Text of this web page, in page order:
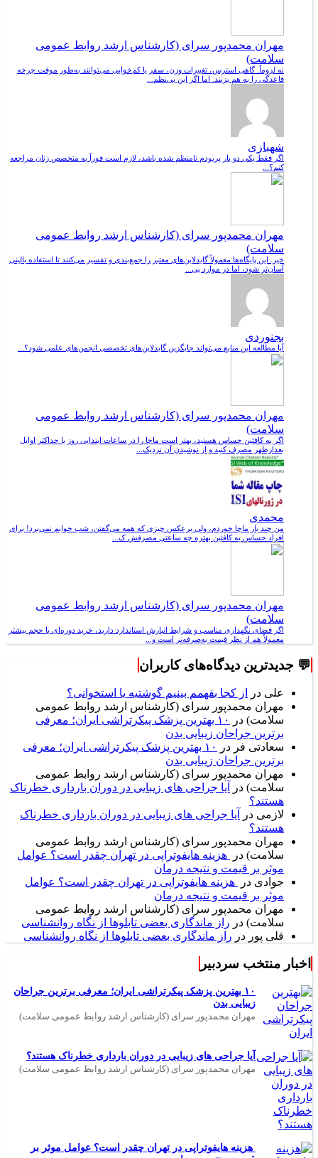
مهران محمدپور سرای (کارشناس ارشد روابط عمومی
سلامت)
نه لزوماً. گاهی استرس، تغییرات وزن، سفر یا کم‌خوابی می‌توانند به‌طور موقت چرخه
قاعدگی را به هم بزنند. اما اگر این بی‌نظم...
شهبازی
اگر فقط یکی دو بار پریودم نامنظم شده باشد، لازم است فوراً به متخصص زنان مراجعه
کنم؟...
مهران محمدپور سرای (کارشناس ارشد روابط عمومی
سلامت)
خیر. این پایگاه‌ها معمولاً گایدلاین‌های معتبر را جمع‌بندی و تفسیر می‌کنند تا استفاده بالینی
آسان‌تر شود، اما در موارد پی...
بجنوردی
آیا مطالعه این منابع می‌تواند جایگزین گایدلاین‌های تخصصی انجمن‌های علمی شود؟...
مهران محمدپور سرای (کارشناس ارشد روابط عمومی
سلامت)
اگر به کافئین حساس هستید، بهتر است ماچا را در ساعات ابتدایی روز یا حداکثر اوایل
بعدازظهر مصرف کنید و از نوشیدن آن نزدیک...
محمدی
من چند بار ماچا خوردم، ولی برعکس چیزی که همه می‌گفتن، شب خوابم نمی‌برد! برای
افراد حساس به کافئین بهتره چه ساعتی مصرفش ک...
مهران محمدپور سرای (کارشناس ارشد روابط عمومی
سلامت)
اگر فضای نگهداری مناسب و شرایط انبارش استاندارد دارید، خرید دوره‌ای با حجم بیشتر
معمولاً هم از نظر قیمت به‌صرفه‌تر است و...
💬 جدیدترین دیدگاه‌های کاربران
علی در
از کجا بفهمم بینیم گوشتیه یا استخوانی؟
مهران محمدپور سرای (کارشناس ارشد روابط عمومی
سلامت) در
۱۰ بهترین پزشک پیکرتراشی ایران؛ معرفی
برترین جراحان زیبایی بدن
سعادتی فر در
۱۰ بهترین پزشک پیکرتراشی ایران؛ معرفی
برترین جراحان زیبایی بدن
مهران محمدپور سرای (کارشناس ارشد روابط عمومی
سلامت) در
آیا جراحی های زیبایی در دوران بارداری خطرناک
هستند؟
لازمی در
آیا جراحی های زیبایی در دوران بارداری خطرناک
هستند؟
مهران محمدپور سرای (کارشناس ارشد روابط عمومی
سلامت) در
هزینه هایفوتراپی در تهران چقدر است؟ عوامل
موثر بر قیمت و نتیجه درمان
جوادی در
هزینه هایفوتراپی در تهران چقدر است؟ عوامل
موثر بر قیمت و نتیجه درمان
مهران محمدپور سرای (کارشناس ارشد روابط عمومی
سلامت) در راز ماندگاری بعضی تابلوها از نگاه روانشناسی
قلی پور در راز ماندگاری بعضی تابلوها از نگاه روانشناسی
اخبار منتخب سردبیر
۱۰ بهترین پزشک پیکرتراشی ایران؛ معرفی برترین جراحان
زیبایی بدن
مهران محمدپور سرای (کارشناس ارشد روابط عمومی سلامت)
آیا جراحی های زیبایی در دوران بارداری خطرناک هستند؟
مهران محمدپور سرای (کارشناس ارشد روابط عمومی سلامت)
هزینه هایفوتراپی در تهران چقدر است؟ عوامل موثر بر